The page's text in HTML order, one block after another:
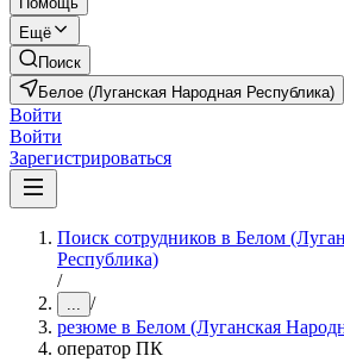
Ещё
Поиск
Белое (Луганская Народная Республика)
Войти
Войти
Зарегистрироваться
Поиск сотрудников в Белом
Республика)
/
... /
резюме в Белом (Луганская
оператор ПК